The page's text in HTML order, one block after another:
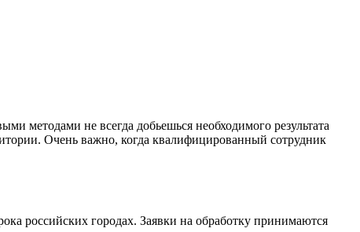
методами не всегда добьешься необходимого результата
Очень важно, когда квалифицированный сотрудник
российских городах. Заявки на обработку принимаются